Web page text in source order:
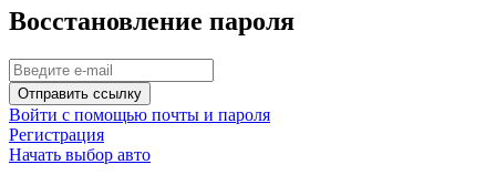
Восстановление пароля
Отправить ссылку
Войти с помощью почты и пароля
Регистрация
Начать выбор авто